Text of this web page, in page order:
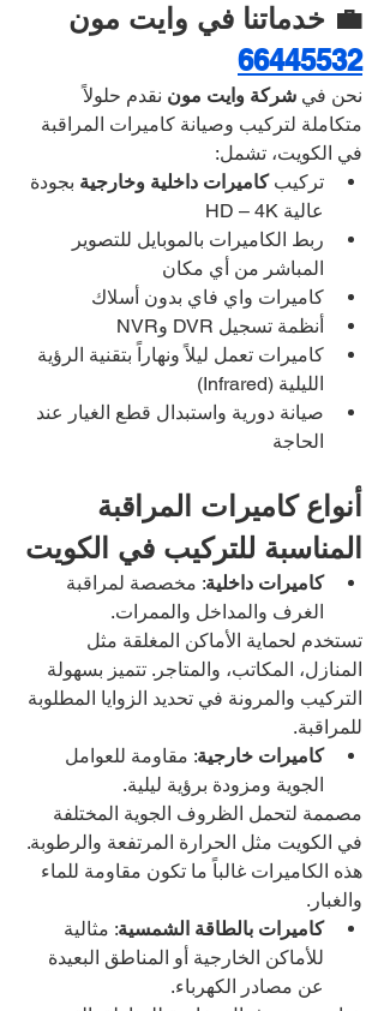
💼 خدماتنا في وايت مون
66445532
نحن في شركة وايت مون نقدم حلولاً
متكاملة لتركيب وصيانة كاميرات المراقبة
في الكويت، تشمل:
تركيب كاميرات داخلية وخارجية بجودة
عالية HD – 4K
ربط الكاميرات بالموبايل للتصوير
المباشر من أي مكان
كاميرات واي فاي بدون أسلاك
أنظمة تسجيل DVR وNVR
كاميرات تعمل ليلاً ونهاراً بتقنية الرؤية
الليلية (Infrared)
صيانة دورية واستبدال قطع الغيار عند
الحاجة
أنواع كاميرات المراقبة
المناسبة للتركيب في الكويت
كاميرات داخلية: مخصصة لمراقبة
الغرف والمداخل والممرات.
تستخدم لحماية الأماكن المغلقة مثل
المنازل، المكاتب، والمتاجر. تتميز بسهولة
التركيب والمرونة في تحديد الزوايا المطلوبة
للمراقبة.
كاميرات خارجية: مقاومة للعوامل
الجوية ومزودة برؤية ليلية.
مصممة لتحمل الظروف الجوية المختلفة
في الكويت مثل الحرارة المرتفعة والرطوبة.
هذه الكاميرات غالباً ما تكون مقاومة للماء
والغبار.
كاميرات بالطاقة الشمسية: مثالية
للأماكن الخارجية أو المناطق البعيدة
عن مصادر الكهرباء.